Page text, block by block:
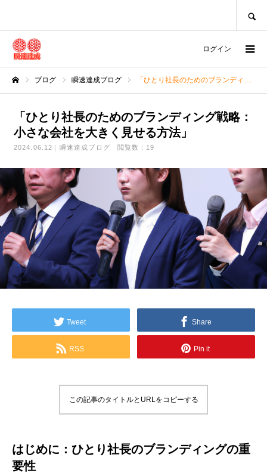
ログイン
ブログ 瞬速達成ブログ 「ひとり社長のためのブランディング戦略：小さな会社を大きく見せる方法」
「ひとり社長のためのブランディング戦略：
小さな会社を大きく見せる方法」
2024.06.12 瞬速達成ブログ 閲覧数：19
Tweet Share
RSS Pin it
この記事のタイトルとURLをコピーする
はじめに：ひとり社長のブランディングの重
要性